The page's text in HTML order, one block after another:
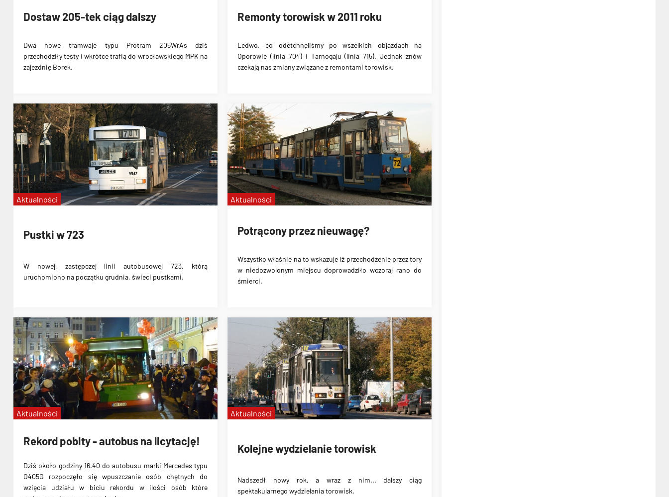
Dostaw 205-tek ciąg dalszy
Dwa nowe tramwaje typu Protram 205WrAs dziś
przechodziły testy i wkrótce trafią do wrocławskiego MPK na
zajezdnię Borek.
Remonty torowisk w 2011 roku
Ledwo, co odetchnęliśmy po wszelkich objazdach na
Oporowie (linia 704) i Tarnogaju (linia 715). Jednak znów
czekają nas zmiany związane z remontami torowisk.
Pustki w 723
W nowej, zastępczej linii autobusowej 723, którą
uruchomiono na początku grudnia, świeci pustkami.
Aktualności
Potrącony przez nieuwagę?
Wszystko właśnie na to wskazuje iż przechodzenie przez tory
w niedozwolonym miejscu doprowadziło wczoraj rano do
śmierci.
Aktualności
Rekord pobity - autobus na licytację!
Dziś około godziny 16.40 do autobusu marki Mercedes typu
O405G rozpoczęło się wpuszczanie osób chętnych do
wzięcia udziału w biciu rekordu w ilości osób które
Aktualności
Kolejne wydzielanie torowisk
Nadszedł nowy rok, a wraz z nim... dalszy ciąg
spektakularnego wydzielania torowisk.
Aktualności